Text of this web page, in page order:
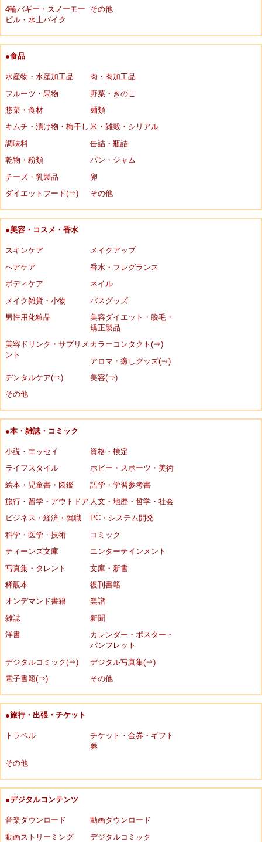
4輪バギー・スノーモー
ビル・水上バイク
その他
●食品
水産物・水産加工品
肉・肉加工品
フルーツ・果物
野菜・きのこ
惣菜・食材
麺類
キムチ・漬け物・梅干し 米・雑穀・シリアル
調味料
缶詰・瓶詰
乾物・粉類
パン・ジャム
チーズ・乳製品
卵
ダイエットフード(⇒)
その他
●美容・コスメ・香水
スキンケア
メイクアップ
ヘアケア
香水・フレグランス
ボディケア
ネイル
メイク雑貨・小物
バスグッズ
男性用化粧品
美容ダイエット・脱毛・
矯正製品
美容ドリンク・サプリメ
ント
カラーコンタクト(⇒)
アロマ・癒しグッズ(⇒)
デンタルケア(⇒)
美容(⇒)
その他
●本・雑誌・コミック
小説・エッセイ
資格・検定
ライフスタイル
ホビー・スポーツ・美術
絵本・児童書・図鑑
語学・学習参考書
旅行・留学・アウトドア 人文・地歴・哲学・社会
ビジネス・経済・就職
PC・システム開発
科学・医学・技術
コミック
ティーンズ文庫
エンターテインメント
写真集・タレント
文庫・新書
稀覯本
復刊書籍
オンデマンド書籍
楽譜
雑誌
新聞
洋書
カレンダー・ポスター・
パンフレット
デジタルコミック(⇒)
デジタル写真集(⇒)
電子書籍(⇒)
その他
●旅行・出張・チケット
トラベル
チケット・金券・ギフト
券
その他
●デジタルコンテンツ
音楽ダウンロード
動画ダウンロード
動画ストリーミング
デジタルコミック